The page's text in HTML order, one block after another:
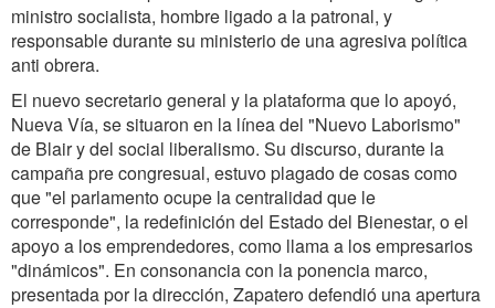
ministro socialista, hombre ligado a la patronal, y
responsable durante su ministerio de una agresiva política
anti obrera.
El nuevo secretario general y la plataforma que lo apoyó,
Nueva Vía, se situaron en la línea del "Nuevo Laborismo"
de Blair y del social liberalismo. Su discurso, durante la
campaña pre congresual, estuvo plagado de cosas como
que "el parlamento ocupe la centralidad que le
corresponde", la redefinición del Estado del Bienestar, o el
apoyo a los emprendedores, como llama a los empresarios
"dinámicos". En consonancia con la ponencia marco,
presentada por la dirección, Zapatero defendió una apertura